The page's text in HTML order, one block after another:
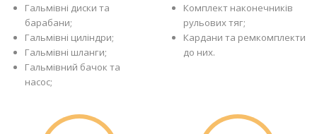
Гальмівні диски та
барабани;
Гальмівні циліндри;
Гальмівні шланги;
Гальмівний бачок та
насос;
Комплект наконечників
рульових тяг;
Кардани та ремкомплекти
до них.